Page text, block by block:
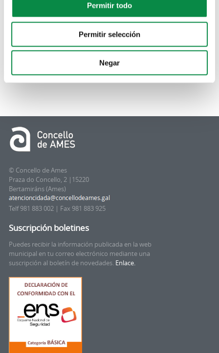
Permitir todo
Permitir selección
Negar
© Concello de Ames
Praza do Concello, 2 |15220
Bertamiráns (Ames)
Telf 981 883 002 | Fax 981 883 925
Suscripción boletines
Puedes recibir la información publicada en la web
municipal en tu correo electrónico mediante una
suscripción al boletín de novedades. Enlace.